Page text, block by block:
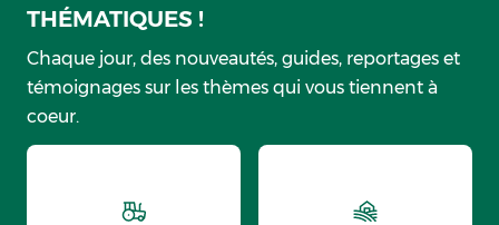
THÉMATIQUES !
Chaque jour, des nouveautés, guides, reportages et
témoignages sur les thèmes qui vous tiennent à
coeur.